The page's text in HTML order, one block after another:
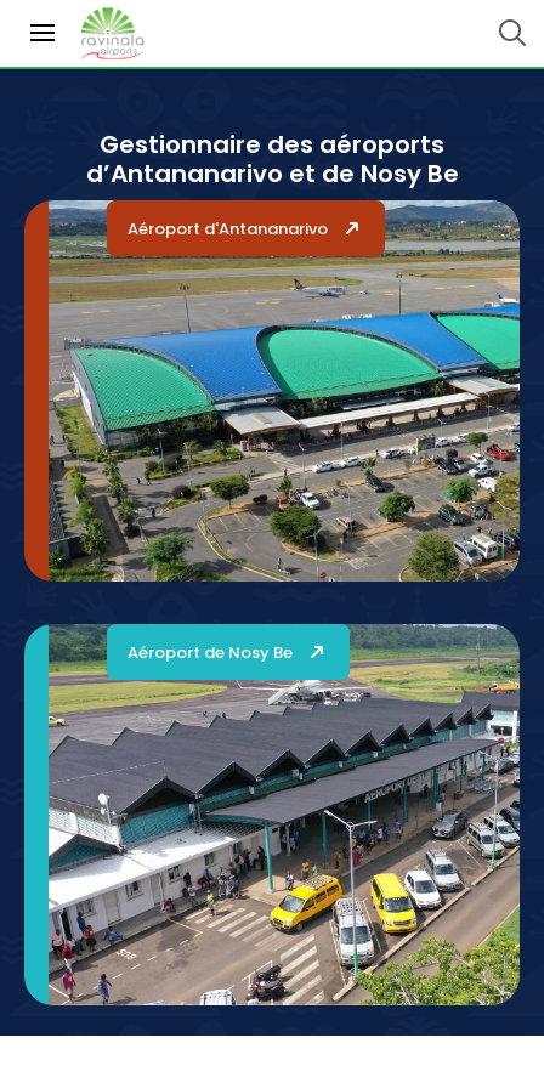
Gestionnaire des aéroports
d’Antananarivo et de Nosy Be
Aéroport d'Antananarivo
Aéroport de Nosy Be